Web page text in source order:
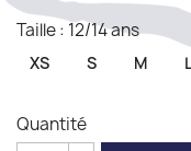
Taille : 12/14 ans
XS S M
Quantité